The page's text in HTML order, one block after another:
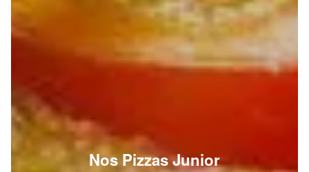
Nos Pizzas Junior